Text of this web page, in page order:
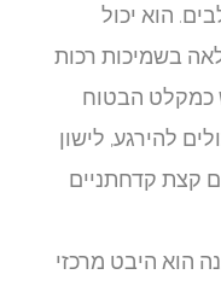
הוא יכול
בשמיכות רכות
כמקלט הבטוח
להירגע, לישון
קצת קדחתניים
היבט מרכזי